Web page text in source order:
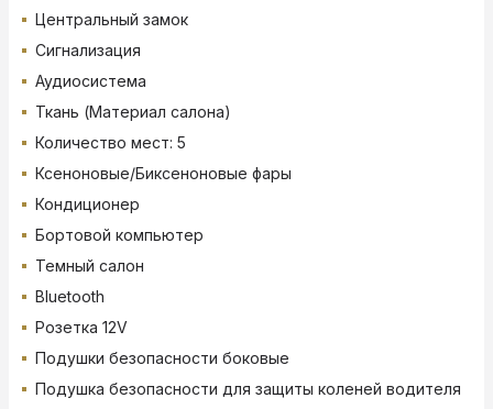
Центральный замок
Сигнализация
Аудиосистема
Ткань (Материал салона)
Количество мест: 5
Ксеноновые/Биксеноновые фары
Кондиционер
Бортовой компьютер
Темный салон
Bluetooth
Розетка 12V
Подушки безопасности боковые
Подушка безопасности для защиты коленей водителя